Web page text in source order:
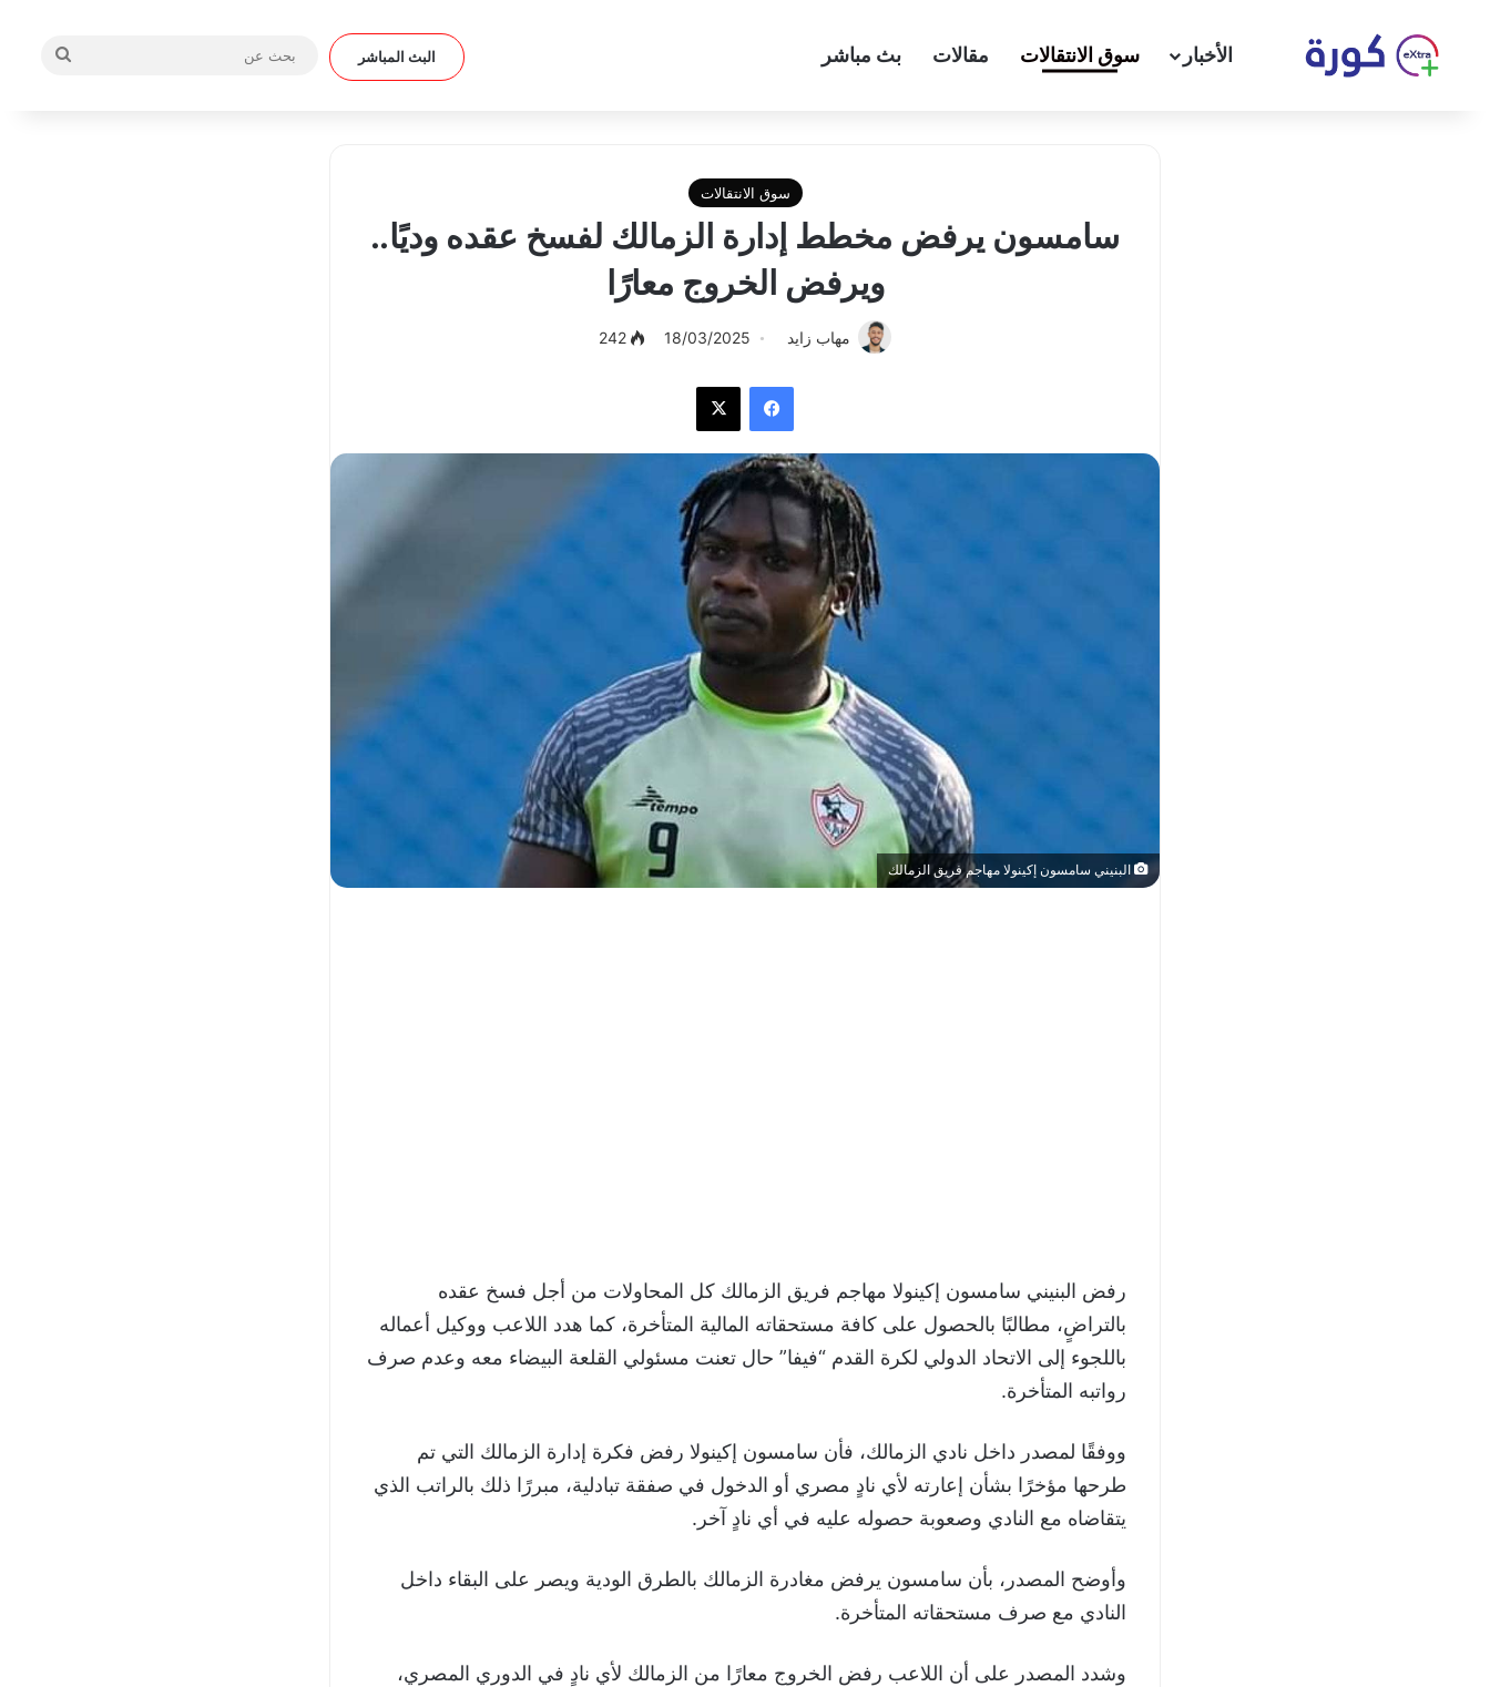
الأخبار سوق الانتقالات مقالات بث مباشر البث المباشر
سوق الانتقالات
سامسون يرفض مخطط إدارة الزمالك لفسخ عقده وديًا..
ويرفض الخروج معارًا
مهاب زايد 18/03/2025
242
فيسبوك
البنيني سامسون إكينولا مهاجم فريق الزمالك
رفض البنيني سامسون إكينولا مهاجم فريق الزمالك كل المحاولات من أجل فسخ عقده
بالتراضٍ، مطالبًا بالحصول على كافة مستحقاته المالية المتأخرة، كما هدد اللاعب ووكيل أعماله
باللجوء إلى الاتحاد الدولي لكرة القدم “فيفا” حال تعنت مسئولي القلعة البيضاء معه وعدم صرف
رواتبه المتأخرة.
ووفقًا لمصدر داخل نادي الزمالك، فأن سامسون إكينولا رفض فكرة إدارة الزمالك التي تم
طرحها مؤخرًا بشأن إعارته لأي نادٍ مصري أو الدخول في صفقة تبادلية، مبررًا ذلك بالراتب الذي
يتقاضاه مع النادي وصعوبة حصوله عليه في أي نادٍ آخر.
وأوضح المصدر، بأن سامسون يرفض مغادرة الزمالك بالطرق الودية ويصر على البقاء داخل
النادي مع صرف مستحقاته المتأخرة.
وشدد المصدر على أن اللاعب رفض الخروج معارًا من الزمالك لأي نادٍ في الدوري المصري،